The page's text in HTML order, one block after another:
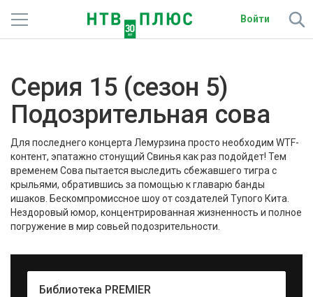
Войти
Фильмы и сериалы
Спорт
Подписки
Радио
Спутниковым абонентам
О сайте
Активировать промокод
Серия 15 (сезон 5)
Подозрительная сова
Для последнего концерта Лемурзина просто необходим WTF-
контент, эпатажно стонущий Свинья как раз подойдет! Тем
временем Сова пытается выследить сбежавшего тигра с
крыльями, обратившись за помощью к главарю банды
ишаков. Бескомпромиссное шоу от создателей Тупого Кита.
Нездоровый юмор, концентрированная жизненность и полное
погружение в мир совьей подозрительности.
Библиотека PREMIER